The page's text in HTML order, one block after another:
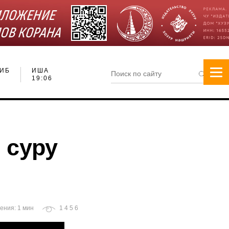
ИША
19:06
1 мин 1456